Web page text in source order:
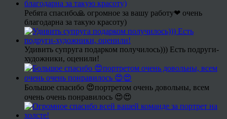
Ребята спасибо🙏 огромное за вашу работу❤ очень
благодарна за такую красоту)
Удивить супруга подарком получилось))) Есть подруги-
художники, оценили!
Большое спасибо 😍портретом очень довольны, всем
очень очень понравилось 😍😍